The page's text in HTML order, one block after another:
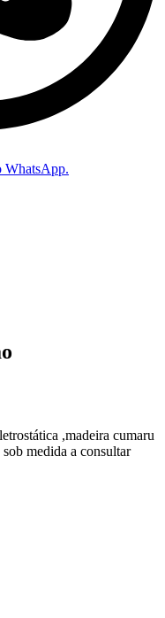
WhatsApp.
,madeira cumaru
medida a consultar